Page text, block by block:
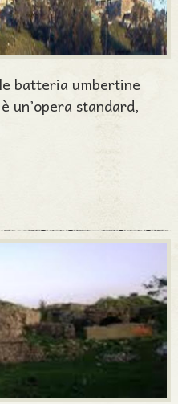
batteria umbertine
un’opera standard,